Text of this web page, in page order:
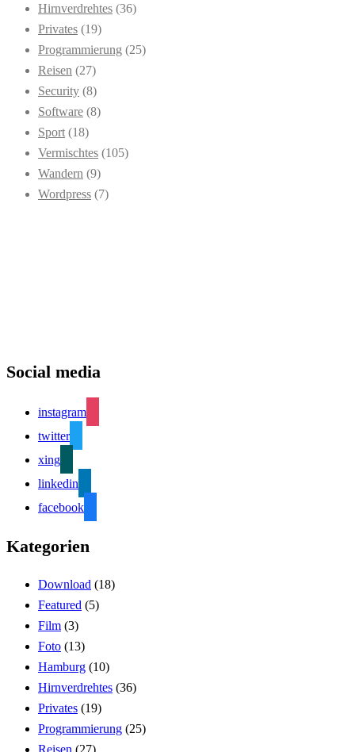
Hirnverdrehtes (36)
Privates (19)
Programmierung (25)
Reisen (27)
Security (8)
Software (8)
Sport (18)
Vermischtes (105)
Wandern (9)
Wordpress (7)
Social media
instagram
twitter
xing
linkedin
facebook
Kategorien
Download (18)
Featured (5)
Film (3)
Foto (13)
Hamburg (10)
Hirnverdrehtes (36)
Privates (19)
Programmierung (25)
Reisen (27)